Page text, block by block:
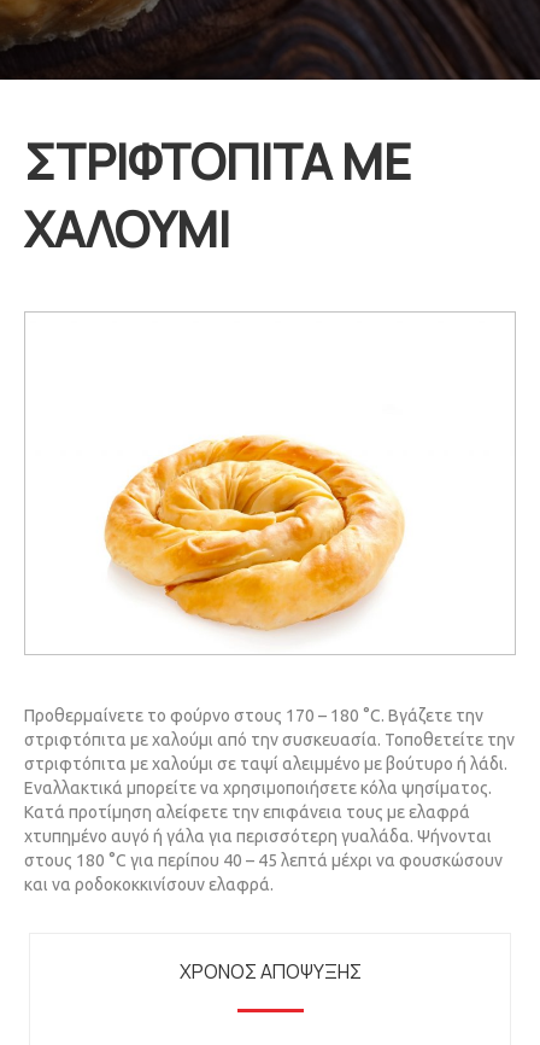
ΣΤΡΙΦΤΟΠΙΤΑ ΜΕ
ΧΑΛΟΥΜΙ
Προθερμαίνετε το φούρνο στους 170 – 180 °C. Βγάζετε την
στριφτόπιτα με χαλούμι από την συσκευασία. Τοποθετείτε την
στριφτόπιτα με χαλούμι σε ταψί αλειμμένο με βούτυρο ή λάδι.
Εναλλακτικά μπορείτε να χρησιμοποιήσετε κόλα ψησίματος.
Κατά προτίμηση αλείφετε την επιφάνεια τους με ελαφρά
χτυπημένο αυγό ή γάλα για περισσότερη γυαλάδα. Ψήνονται
στους 180 °C για περίπου 40 – 45 λεπτά μέχρι να φουσκώσουν
και να ροδοκοκκινίσουν ελαφρά.
ΧΡΟΝΟΣ ΑΠΟΨΥΞΗΣ